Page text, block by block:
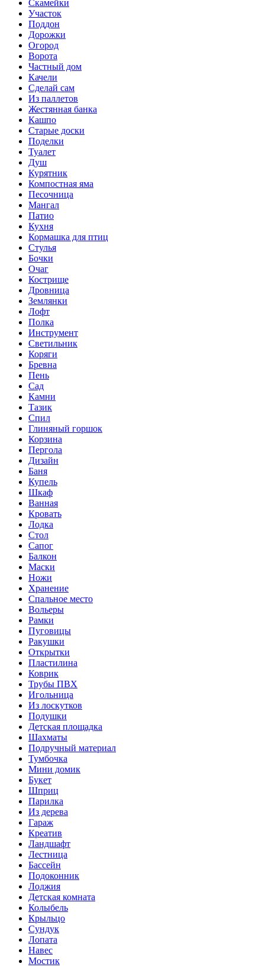
Скамейки
Участок
Поддон
Дорожки
Огород
Ворота
Частный дом
Качели
Сделай сам
Из паллетов
Жестянная банка
Кашпо
Старые доски
Поделки
Туалет
Душ
Курятник
Компостная яма
Песочница
Мангал
Патио
Кухня
Кормашка для птиц
Стулья
Бочки
Очаг
Кострище
Дровница
Землянки
Лофт
Полка
Инструмент
Светильник
Коряги
Бревна
Пень
Сад
Камни
Тазик
Спил
Глиняный горшок
Корзина
Пергола
Дизайн
Баня
Купель
Шкаф
Ванная
Кровать
Лодка
Стол
Сапог
Балкон
Маски
Ножи
Хранение
Спальное место
Вольеры
Рамки
Пуговицы
Ракушки
Открытки
Пластилина
Коврик
Трубы ПВХ
Игольница
Из лоскутков
Подушки
Детская площадка
Шахматы
Подручный материал
Тумбочка
Мини домик
Букет
Шприц
Парилка
Из дерева
Гараж
Креатив
Ландшафт
Лестница
Бассейн
Подоконник
Лоджия
Детская комната
Колыбель
Крыльцо
Сундук
Лопата
Навес
Мостик